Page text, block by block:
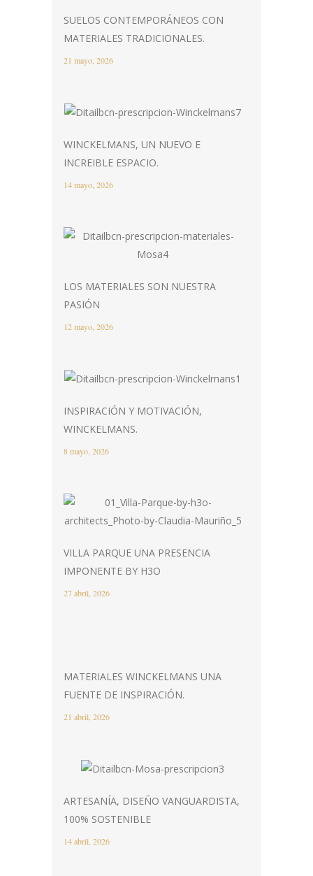
SUELOS CONTEMPORÁNEOS CON
MATERIALES TRADICIONALES.
21 mayo, 2026
WINCKELMANS, UN NUEVO E
INCREIBLE ESPACIO.
14 mayo, 2026
LOS MATERIALES SON NUESTRA
PASIÓN
12 mayo, 2026
INSPIRACIÓN Y MOTIVACIÓN,
WINCKELMANS.
8 mayo, 2026
VILLA PARQUE UNA PRESENCIA
IMPONENTE BY H3O
27 abril, 2026
MATERIALES WINCKELMANS UNA
FUENTE DE INSPIRACIÓN.
21 abril, 2026
ARTESANÍA, DISEÑO VANGUARDISTA,
100% SOSTENIBLE
14 abril, 2026